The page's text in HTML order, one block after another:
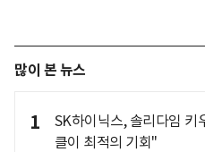
많이 본 뉴스
1
SK하이닉스, 솔리다임
클이 최적의 기회"